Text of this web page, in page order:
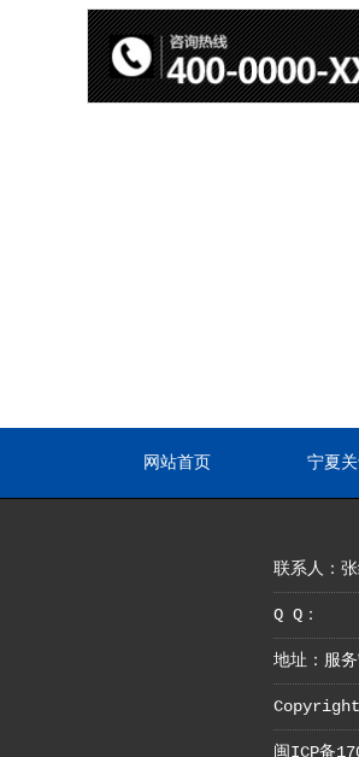
程类项目报价
6，工程类检测收费
标准详解
网站首页 宁夏
联系人：
Q Q：
地址：服
Copyright
闽ICP备